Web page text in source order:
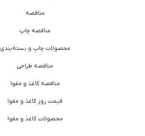
مناقصه
مناقصه چاپ
محصولات چاپ و بسته‌بندی
مناقصه طراحی
مناقصه کاغذ و مقوا
قیمت روز کاغذ و مقوا
محصولات کاغذ و مقوا